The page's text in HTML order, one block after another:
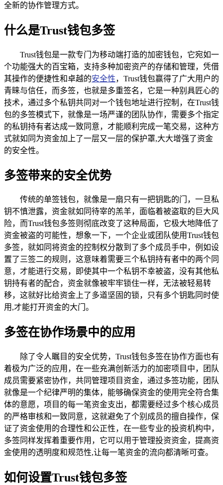
全新的协作管理方式。
什么是Trust钱包多签
Trust钱包是一款专门为移动端打造的加密钱包，它宛如一
个功能强大的百宝箱，支持多种加密资产的存储和管理，凭借
其操作的便捷性和卓越的安全性，Trust钱包赢得了广大用户的
青睐与信任，而多签，也就是多重签名，它是一种别具匠心的
技术，通过多个私钥共同对一个钱包地址进行控制，在Trust钱
包的多签模式下，就像是一场严谨的团队协作，需要多个指定
的私钥持有者达成一致同意，才能顺利完成一笔交易，这种方
式就如同为资金加上了一层又一层的保护罩,大大增强了资金
的安全性。
多签带来的安全优势
传统的单签钱包，就像是一扇只有一把钥匙的门，一旦私
钥不慎泄露，资金就如同待宰的羔羊，面临着被盗取的巨大风
险，而Trust钱包多签则彻底改变了这种局面，它极大地降低了
资金被盗的可能性，想象一下，一个企业或团队使用Trust钱包
多签，就如同将资金的控制权分散到了多个成员手中，例如设
置了三签二的规则，这意味着需要三个私钥持有者中的两个同
意，才能进行交易，即使其中一个私钥不幸被盗，没有其他私
钥持有者的配合，资金就像被牢牢锁住一样，无法被轻易转
移，这就好比给资金上了多道坚固的锁，只有多个钥匙同时使
用,才能打开资金的大门。
多签在协作场景中的应用
除了令人瞩目的安全优势，Trust钱包多签在协作方面也有
着极为广泛的应用，在一些充满创新活力的加密项目中，团队
成员需要紧密协作，共同管理项目资金，通过多签功能，团队
就像是一个纪律严明的集体，能够确保资金的使用完全符合集
体的意愿，项目的每一笔资金支出，都需要经过多个核心成员
的严格审核和一致同意，这就避免了个别成员的擅自操作，保
证了资金使用的合理性和公正性，在一些专业的投资机构中，
多签同样发挥着重要作用，它可以用于管理投资资金，提高资
金使用的透明度和规范性,让每一笔资金的流向都清晰可查。
如何设置Trust钱包多签